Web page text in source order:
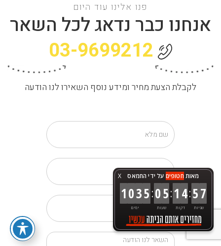
X מאותחטופים על ידי החמאס
1035
ימים
:05
שעות
:14
דקות
:59
שניות
פנו אלינו עוד היום
אנחנו כבר נדאג לכל השאר
03-9699212
לקבלת הצעת מחיר ומידע נוסף השאירו לנו הודעה